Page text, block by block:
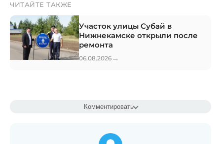
ЧИТАЙТЕ ТАКЖЕ
Участок улицы Субай в
Нижнекамске открыли после
ремонта
06.08.2026 →
Комментировать